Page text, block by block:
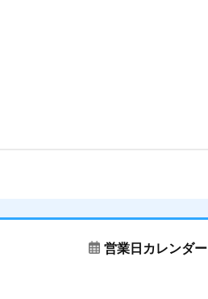
営業日カレンダー